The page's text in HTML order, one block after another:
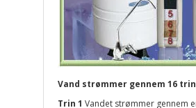
Vand strømmer gennem 16
Trin 1 Vandet strømmer gennem